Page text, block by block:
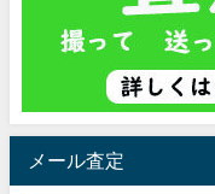
メール査定